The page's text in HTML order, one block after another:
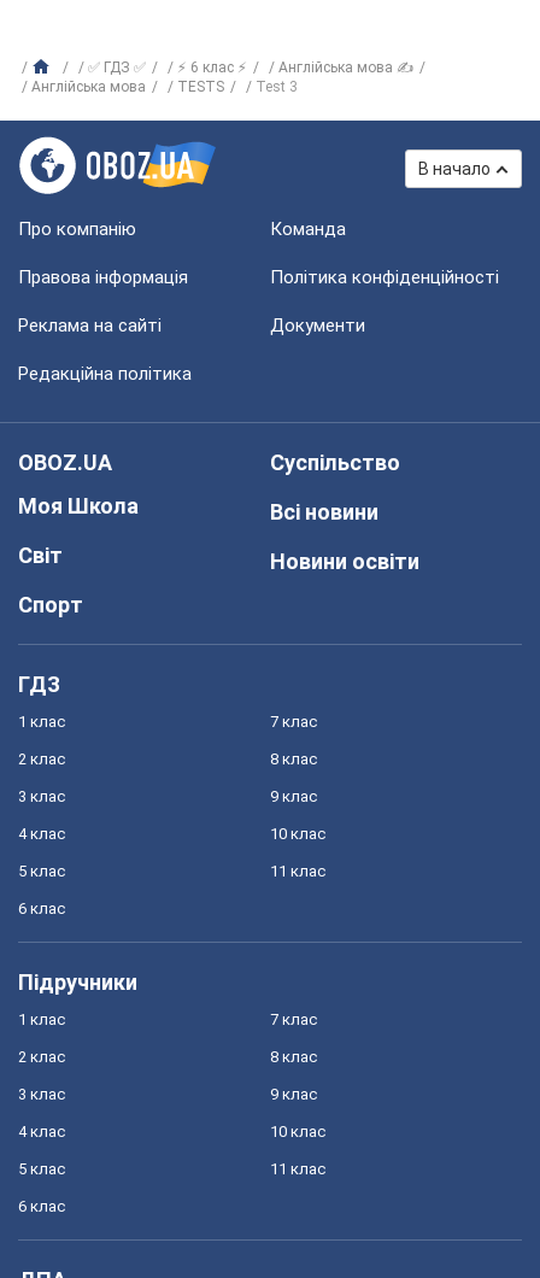
✅ ГДЗ ✅ ⚡ 6 клас ⚡
Англійська мова ✍
Англійська мова
TESTS Test 3
В начало
Про компанію Команда
Правова інформація Політика конфіденційності
Реклама на сайті Документи
Редакційна політика
OBOZ.UA
Моя Школа
Світ
Спорт
Суспільство
Всі новини
Новини освіти
ГДЗ
1 клас
2 клас
3 клас
4 клас
5 клас
6 клас
7 клас
8 клас
9 клас
10 клас
11 клас
Підручники
1 клас
2 клас
3 клас
4 клас
5 клас
6 клас
7 клас
8 клас
9 клас
10 клас
11 клас